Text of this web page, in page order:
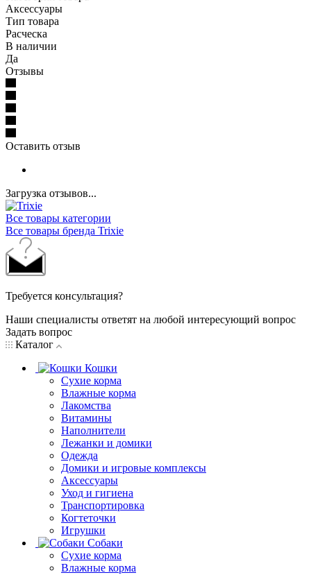
Аксессуары
Тип товара
Расческа
В наличии
Да
Отзывы
Оставить отзыв
Загрузка отзывов...
Все товары категории
Все товары бренда Trixie
Требуется консультация?
Наши специалисты ответят на любой интересующий вопрос
Задать вопрос
Каталог
Кошки
Сухие корма
Влажные корма
Лакомства
Витамины
Наполнители
Лежанки и домики
Одежда
Домики и игровые комплексы
Аксессуары
Уход и гигиена
Транспортировка
Когтеточки
Игрушки
Собаки
Сухие корма
Влажные корма